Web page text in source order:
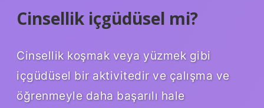
Cinsellik içgüdüsel mi?
Cinsellik koşmak veya yüzmek gibi
içgüdüsel bir aktivitedir ve çalışma ve
öğrenmeyle daha başarılı hale